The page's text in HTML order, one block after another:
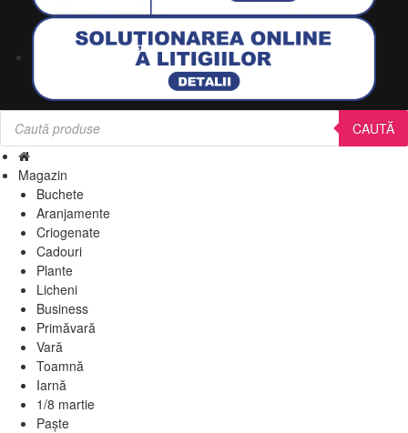
Products
search CAUTĂ
Magazin
Buchete
Aranjamente
Criogenate
Cadouri
Plante
Licheni
Business
Primăvară
Vară
Toamnă
Iarnă
1/8 martie
Paște